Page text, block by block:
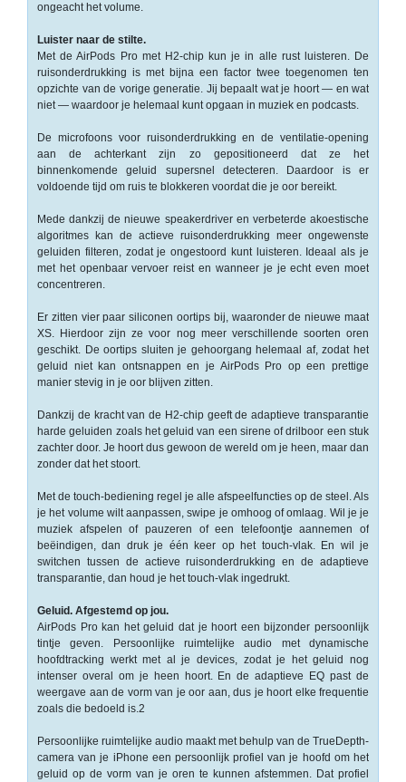
Beamers
en
projectoren
Inkjetprinters
Kopieermachines
Laserprinter
LED
Matrixprinters
Multifunctionals
Plotters
Scanners
Thermo
Transfer
Printers
Kantoor
Batterijen
ongeacht het volume.
Luister naar de stilte.
Met de AirPods Pro met H2-chip kun je in alle rust luisteren. De
ruisonderdrukking is met bijna een factor twee toegenomen ten
opzichte van de vorige generatie. Jij bepaalt wat je hoort — en wat
niet — waardoor je helemaal kunt opgaan in muziek en podcasts.
De microfoons voor ruis­onderdrukking en de ventilatie-opening
aan de achterkant zijn zo gepositioneerd dat ze het
binnenkomende geluid supersnel detecteren. Daardoor is er
voldoende tijd om ruis te blokkeren voordat die je oor bereikt.
Mede dankzij de nieuwe speakerdriver en verbeterde akoestische
algoritmes kan de actieve ruisonderdrukking meer ongewenste
geluiden filteren, zodat je ongestoord kunt luisteren. Ideaal als je
met het openbaar vervoer reist en wanneer je je echt even moet
concentreren.
Er zitten vier paar siliconen oortips bij, waaronder de nieuwe maat
XS. Hierdoor zijn ze voor nog meer verschillende soorten oren
geschikt. De oortips sluiten je gehoorgang helemaal af, zodat het
geluid niet kan ontsnappen en je AirPods Pro op een prettige
manier stevig in je oor blijven zitten.
Dankzij de kracht van de H2-chip geeft de adaptieve transparantie
harde geluiden zoals het geluid van een sirene of drilboor een stuk
zachter door. Je hoort dus gewoon de wereld om je heen, maar dan
zonder dat het stoort.
Met de touch-bediening regel je alle afspeelfuncties op de steel. Als
je het volume wilt aanpassen, swipe je omhoog of omlaag. Wil je je
muziek afspelen of pauzeren of een telefoontje aannemen of
beëindigen, dan druk je één keer op het touch-vlak. En wil je
switchen tussen de actieve ruisonderdrukking en de adaptieve
transparantie, dan houd je het touch-vlak ingedrukt.
Geluid. Afgestemd op jou.
AirPods Pro kan het geluid dat je hoort een bijzonder persoonlijk
tintje geven. Persoonlijke ruimtelijke audio met dynamische
hoofdtracking werkt met al je devices, zodat je het geluid nog
intenser overal om je heen hoort. En de adaptieve EQ past de
weergave aan de vorm van je oor aan, dus je hoort elke frequentie
zoals die bedoeld is.2
Persoonlijke ruimtelijke audio maakt met behulp van de TrueDepth-
camera van je iPhone een persoonlijk profiel van je hoofd om het
geluid op de vorm van je oren te kunnen afstemmen. Dat profiel